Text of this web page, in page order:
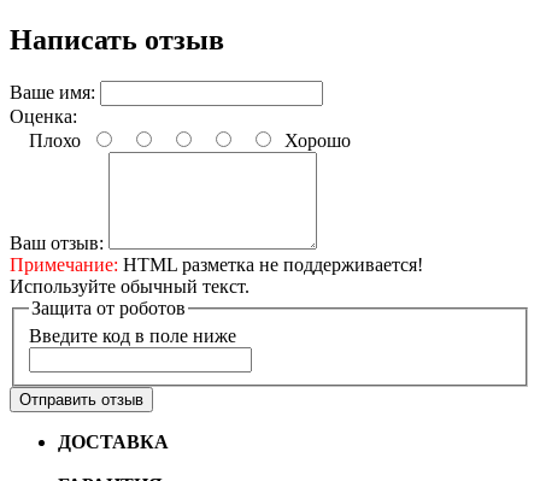
Написать отзыв
Ваше имя:
Оценка:
Плохо
Хорошо
Ваш отзыв:
Примечание: HTML разметка не поддерживается!
Используйте обычный текст.
Защита от роботов
Введите код в поле ниже
Отправить отзыв
ДОСТАВКА